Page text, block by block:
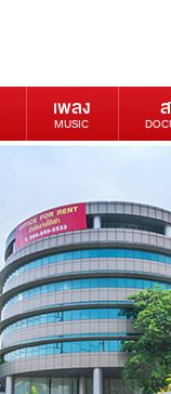
เพลง
MUSIC